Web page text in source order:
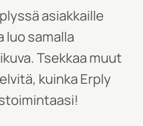
asiakkaille
luo samalla
Tsekkaa muut
kuinka Erply